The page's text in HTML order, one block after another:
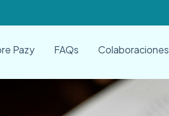
Pazy FAQs Colaboraciones